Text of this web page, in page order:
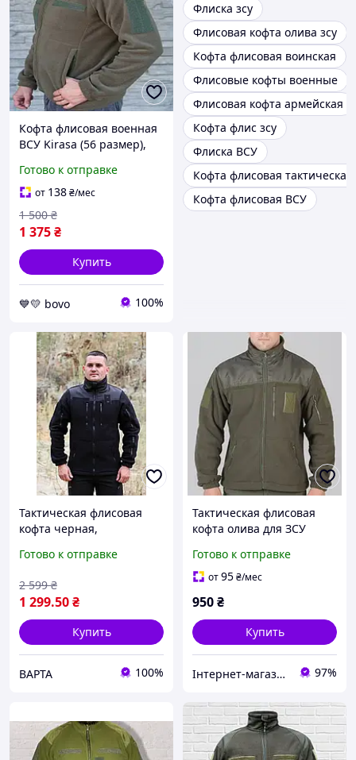
Кофта флисовая военная
ВСУ Kirasa (56 размер),
кофта хаки, кофта флис
армейская
Готово к отправке
от 138₴/мес
1 375₴
1 500 ₴
Купить
💙💛 bovo 100%
Флиска зсу
Флисовая кофта олива зсу
Кофта флисовая воинская
Флисовые кофты военные
Флисовая кофта армейская
Кофта флис зсу
Флиска ВСУ
Кофта флисовая тактическая
Кофта флисовая ВСУ
Тактическая флисовая
кофта черная,
кофта, черная флисовая
Готово к отправке
1 299.50₴
2 599 ₴
Купить
ВАРТА 100%
Тактическая флисовая
кофта олива для ЗСУ
Готово к отправке
от95₴/мес
950₴
Купить
Інтернет-магазин "Закупка онлайн" 97%